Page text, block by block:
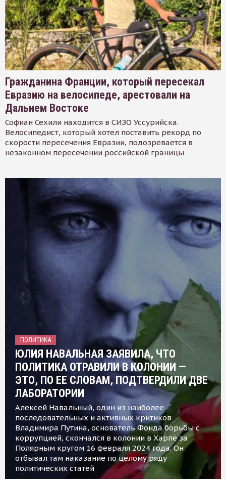
Гражданина Франции, который пересекал
Евразию на велосипеде, арестовали на
Дальнем Востоке
Софиан Сехили находится в СИЗО Уссурийска.
Велосипедист, который хотел поставить рекорд по
скорости пересечения Евразии, подозревается в
незаконном пересечении российской границы
ПОЛИТИКА
ЮЛИЯ НАВАЛЬНАЯ ЗАЯВИЛА, ЧТО
ПОЛИТИКА ОТРАВИЛИ В КОЛОНИИ —
ЭТО, ПО ЕЕ СЛОВАМ, ПОДТВЕРДИЛИ ДВЕ
ЛАБОРАТОРИИ
Алексей Навальный, один из наиболее
последовательных и активных критиков
Владимира Путина, основатель Фонда борьбы с
коррупцией, скончался в колонии в Харпе за
Полярным кругом 16 февраля 2024 года. Он
отбывал там наказание по целому ряду
политических статей